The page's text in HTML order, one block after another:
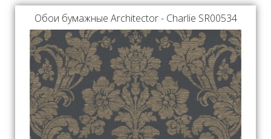
Обои бумажные Architector - Charlie SR00534